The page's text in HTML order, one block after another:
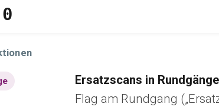
Ersatzscans in
Flag am Rundgang